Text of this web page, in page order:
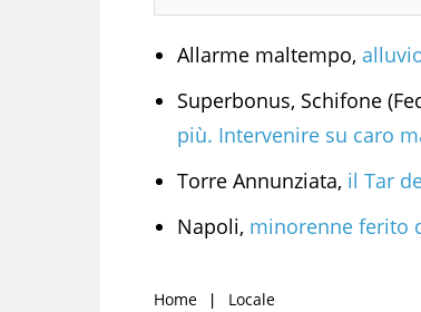
Allarme maltempo,
Superbonus, Schifone
più. Intervenire su caro
Torre Annunziata, il Tar
Napoli, minorenne ferito
Home Locale